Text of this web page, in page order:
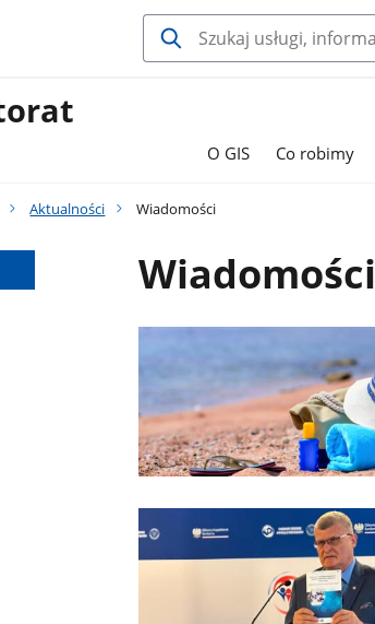
O GIS Co robimy
Aktualności Wiadomości
Wiadomości